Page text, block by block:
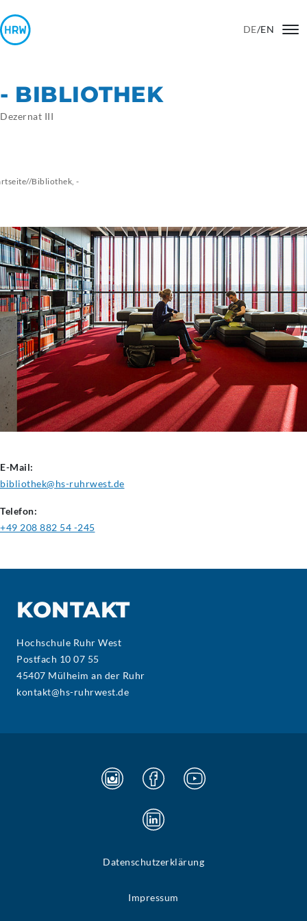
DE/EN
- BIBLIOTHEK
Dezernat III
//Bibliothek, -
E-Mail:
bibliothek@hs-ruhrwest.de
Telefon:
+49 208 882 54 -245
KONTAKT
Hochschule Ruhr West
Postfach 10 07 55
45407 Mülheim an der Ruhr
kontakt@hs-ruhrwest.de
Datenschutzerklärung
Impressum